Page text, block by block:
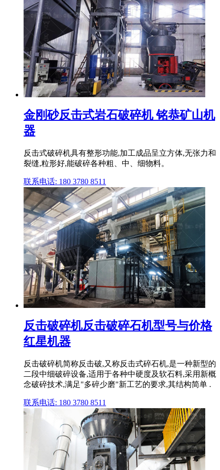
金刚砂反击式岩石破碎机 铭恭矿山机
器
反击式破碎机具有整形功能,加工成品呈立方体,无张力和
裂缝,粒形好,能破碎各种粗、中、细物料。
联系电话: 180 3780 8511
反击破碎机反击破碎石机型号与价格
红星机器
反击破碎机简称反击破,又称反击式碎石机,是一种新型的
二段中细破碎设备,适用于各种中硬度及软石料,采用新概
念破碎技术,满足"多碎少磨"新工艺的要求,其结构简单 .
联系电话: 180 3780 8511